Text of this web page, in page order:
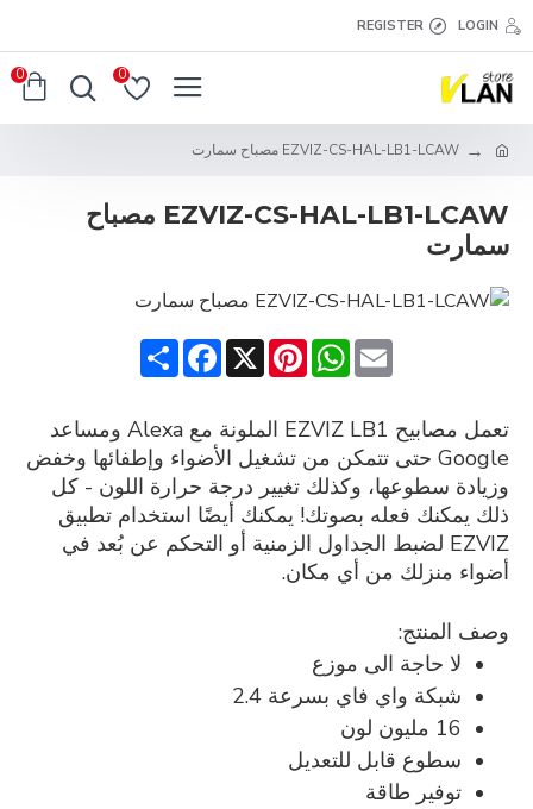
LOGIN
REGISTER
0
0
EZVIZ-CS-HAL-LB1-LCAW مصباح سمارت
EZVIZ-CS-HAL-LB1-LCAW مصباح
سمارت
Share
Facebook X
Pinterest
WhatsAppEmail
تعمل مصابيح EZVIZ LB1 الملونة مع Alexa ومساعد
Google حتى تتمكن من تشغيل الأضواء وإطفائها وخفض
وزيادة سطوعها، وكذلك تغيير درجة حرارة اللون - كل
ذلك يمكنك فعله بصوتك! يمكنك أيضًا استخدام تطبيق
EZVIZ لضبط الجداول الزمنية أو التحكم عن بُعد في
أضواء منزلك من أي مكان.
وصف المنتج:
لا حاجة الى موزع
شبكة واي فاي بسرعة 2.4
16 مليون لون
سطوع قابل للتعديل
توفير طاقة